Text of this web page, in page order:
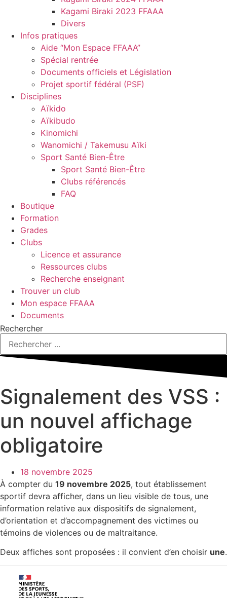
Kagami Biraki 2023 FFAAA
Divers
Infos pratiques
Aide “Mon Espace FFAAA”
Spécial rentrée
Documents officiels et Législation
Projet sportif fédéral (PSF)
Disciplines
Aïkido
Aïkibudo
Kinomichi
Wanomichi / Takemusu Aïki
Sport Santé Bien-Être
Sport Santé Bien-Être
Clubs référencés
FAQ
Boutique
Formation
Grades
Clubs
Licence et assurance
Ressources clubs
Recherche enseignant
Trouver un club
Mon espace FFAAA
Documents
Rechercher
Signalement des VSS :
un nouvel affichage
obligatoire
18 novembre 2025
À compter du 19 novembre 2025, tout établissement
sportif devra afficher, dans un lieu visible de tous, une
information relative aux dispositifs de signalement,
d’orientation et d’accompagnement des victimes ou
témoins de violences ou de maltraitance.
Deux affiches sont proposées : il convient d’en choisir une.